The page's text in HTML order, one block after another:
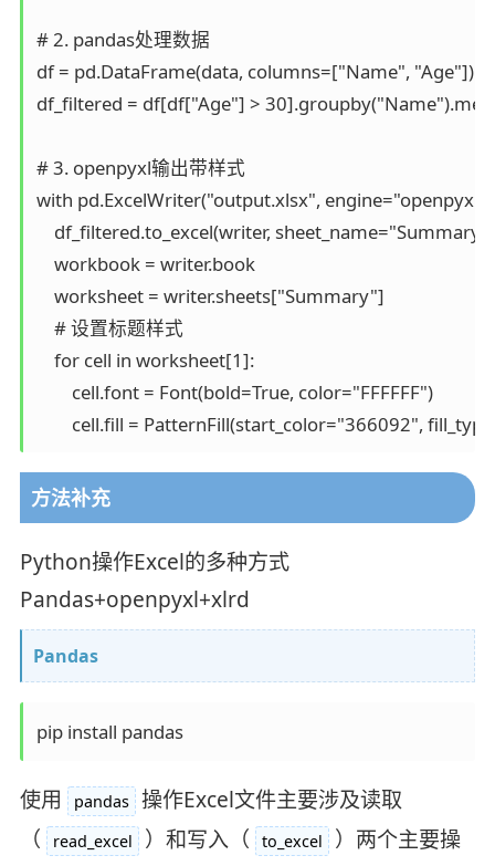
# 2. pandas处理数据
df = pd.DataFrame(data, columns=["Name", "Age"])
df_filtered = df[df["Age"] >
# 3. openpyxl输出带样式
with pd.ExcelWriter("output.xlsx",
    df_filtered.to_excel(writer, sheet_name="Summary")
    workbook = writer.book
    worksheet = writer.sheets["Summary"]
    # 设置标题样式
    for cell in worksheet[1]:
        cell.font = Font(bold=True, color="FFFFFF")
方法补充
Python操作Excel的多种方式
Pandas+openpyxl+xlrd
Pandas
pip install pandas
使用 pandas 操作Excel文件主要涉及读取
（
read_excel ）和写入（ to_excel
）两个主要操